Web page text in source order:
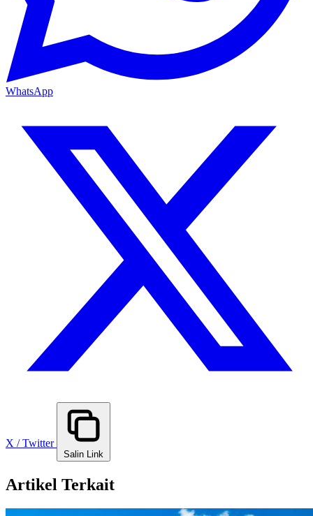
WhatsApp
X / Twitter
Salin Link
Artikel Terkait